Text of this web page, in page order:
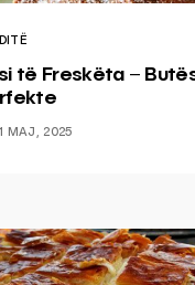
të Freskëta –
MAJ, 2025